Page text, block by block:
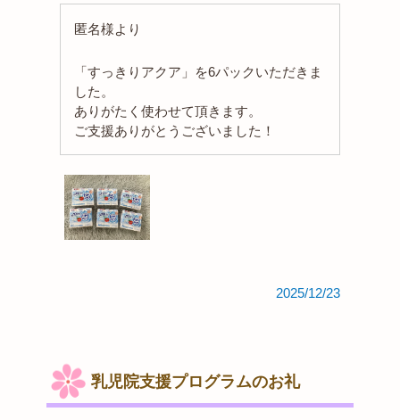
匿名様より
「すっきりアクア」を6パックいただきま
した。
ありがたく使わせて頂きます。
ご支援ありがとうございました！
2025/12/23
乳児院支援プログラムのお礼